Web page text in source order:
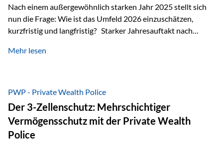
Nach einem außergewöhnlich starken Jahr 2025 stellt sich
nun die Frage: Wie ist das Umfeld 2026 einzuschätzen,
kurzfristig und langfristig? Starker Jahresauftakt nach
Dynamik in das Jahr 2026 gestartet. Zwischen dem
Währungen: +11,5 % Bereits 2025 war ein außergewöhnlich
starkes Jahr: +64,4 % in USD Durchschnitt über alle
Währungen: +56,6 % Langfristig zeigt sich ebenfalls ein
solides…
Mehr lesen
PWP - Private Wealth Police
Der 3-Zellenschutz: Mehrschichtiger
Vermögensschutz mit der Private Wealth
Police